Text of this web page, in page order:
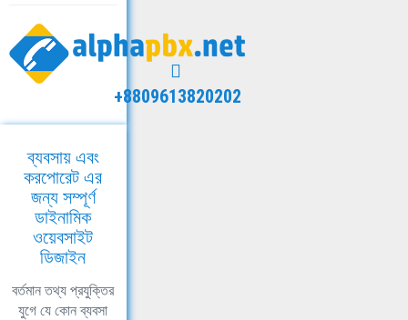
+8809613820202
ব্যবসায় এবং
করপোরেট এর
জন্য সম্পূর্ণ
ডাইনামিক
ওয়েবসাইট
ডিজাইন
বর্তমান তথ্য প্রযুক্তির
যুগে যে কোন ব্যবসা